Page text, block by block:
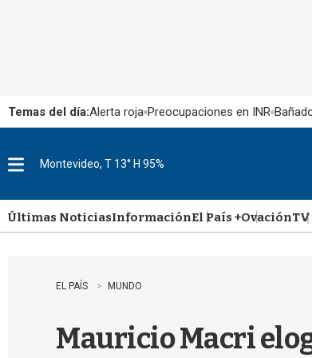
Temas del día:Alerta roja Preocupaciones en INR
u
Montevideo, T 13° H 95%
Últimas NoticiasInformaciónEl País +Ovación
EL PAÍS MUNDO
Mauricio Macri